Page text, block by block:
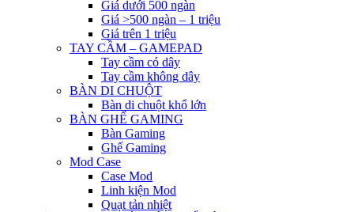
Giá dưới 500 ngàn
Giá >500 ngàn – 1 triệu
Giá trên 1 triệu
TAY CẦM – GAMEPAD
Tay cầm có dây
Tay cầm không dây
BÀN DI CHUỘT
Bàn di chuột khổ lớn
BÀN GHẾ GAMING
Bàn Gaming
Ghế Gaming
Mod Case
Case Mod
Linh kiện Mod
Quạt tản nhiệt